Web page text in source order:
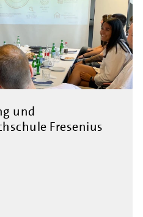
und
Fresenius